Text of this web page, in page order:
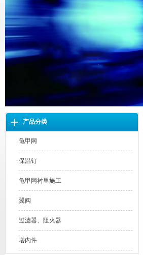
产品分类
龟甲网
保温钉
龟甲网衬里施工
翼阀
过滤器、阻火器
塔内件